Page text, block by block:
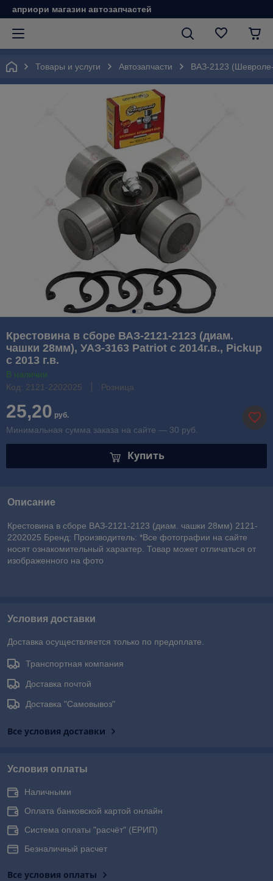
априори магазин автозапчастей
Товары и услуги Автозапчасти ВАЗ-2123
Крестовина в сборе ВАЗ-2121-2123 (диам.
чашки 28мм), УАЗ-3163 Patriot с 2014г.в., Pickup
с 2013 г.в.
В наличии
Код: 2121-2202025
Розница
25,20 руб.
Минимальная сумма заказа на сайте — 30 руб.
Купить
Описание
Крестовина в сборе ВАЗ-2121-2123 (диам. чашки 28мм) 2121-
2202025 Бренд: Производитель: *Все фотографии на сайте
носят ознакомительный характер. Товар может отличаться от
изображенного на фото
Условия доставки
Доставка осуществляется только по предоплате.
Транспортная компания
Доставка почтой
Доставка "Самовывоз"
Все условия доставки
Условия оплаты
Наличными
Оплата банковской картой онлайн
Система оплаты "расчёт" (ЕРИП)
Безналичный расчет
Все условия оплаты